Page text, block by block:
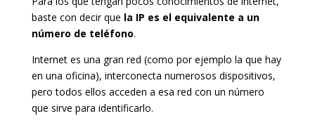
baste con decir que la IP es el equivalente a un
número de teléfono.
Internet es una gran red (como por ejemplo la que hay
en una oficina), interconecta numerosos dispositivos,
pero todos ellos acceden a esa red con un número
que sirve para identificarlo.